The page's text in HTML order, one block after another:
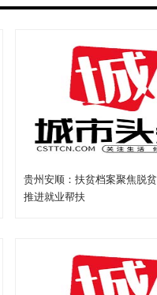
贵州安顺：扶贫档案聚焦脱
推进就业帮扶